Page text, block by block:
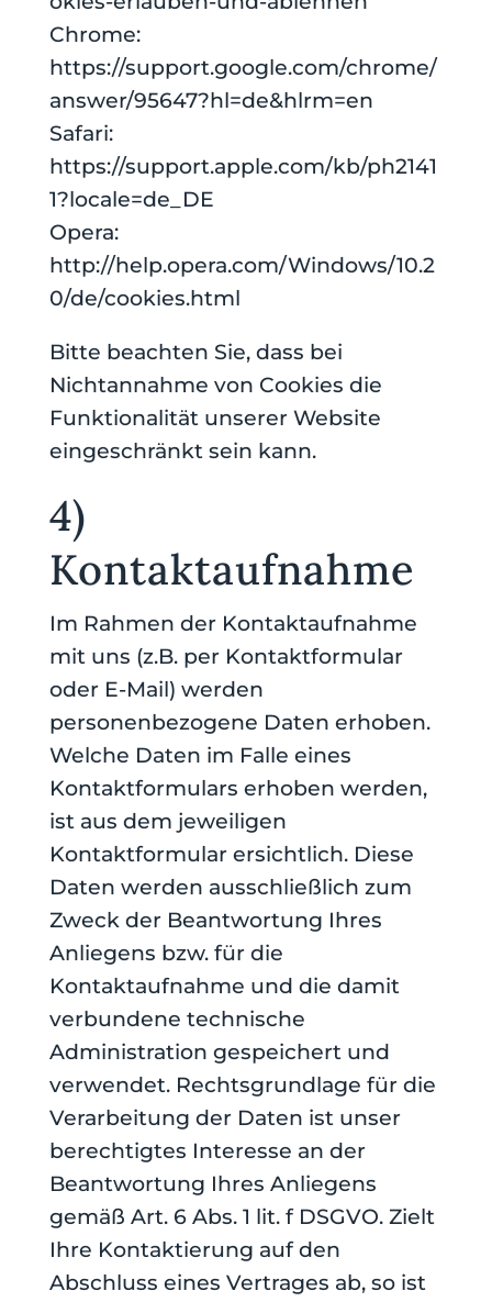
Chrome:
https://support.google.com/chrome/
answer/95647?hl=de&hlrm=en
Safari:
https://support.apple.com/kb/ph2141
1?locale=de_DE
Opera:
http://help.opera.com/Windows/10.2
0/de/cookies.html
Bitte beachten Sie, dass bei
Nichtannahme von Cookies die
Funktionalität unserer Website
eingeschränkt sein kann.
4)
Kontaktaufnahme
Im Rahmen der Kontaktaufnahme
mit uns (z.B. per Kontaktformular
oder E-Mail) werden
personenbezogene Daten erhoben.
Welche Daten im Falle eines
Kontaktformulars erhoben werden,
ist aus dem jeweiligen
Kontaktformular ersichtlich. Diese
Daten werden ausschließlich zum
Zweck der Beantwortung Ihres
Anliegens bzw. für die
Kontaktaufnahme und die damit
verbundene technische
Administration gespeichert und
verwendet. Rechtsgrundlage für die
Verarbeitung der Daten ist unser
berechtigtes Interesse an der
Beantwortung Ihres Anliegens
gemäß Art. 6 Abs. 1 lit. f DSGVO. Zielt
Ihre Kontaktierung auf den
Abschluss eines Vertrages ab, so ist